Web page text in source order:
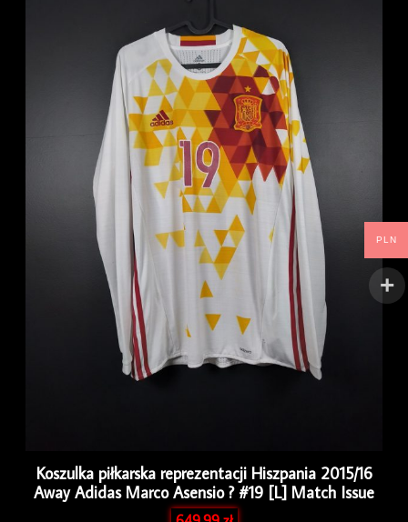
Koszulka piłkarska reprezentacji Hiszpania 2015/16
Away Adidas Marco Asensio ? #19 [L] Match Issue
PLN